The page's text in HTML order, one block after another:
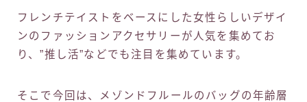
フレンチテイストをベースにした女性らしいデザイ
ンのファッションアクセサリーが人気を集めてお
り、”推し活”などでも注目を集めています。
そこで今回は、メゾンドフルールのバッグの年齢層